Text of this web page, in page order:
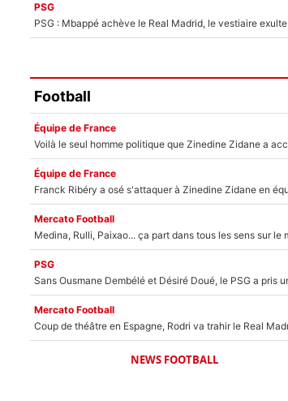
PSG
PSG : Mbappé achève le Real Madrid, le vestiaire exulte
Football
Équipe de France
Équipe de France
Mercato Football
PSG
Mercato Football
NEWS FOOTBALL